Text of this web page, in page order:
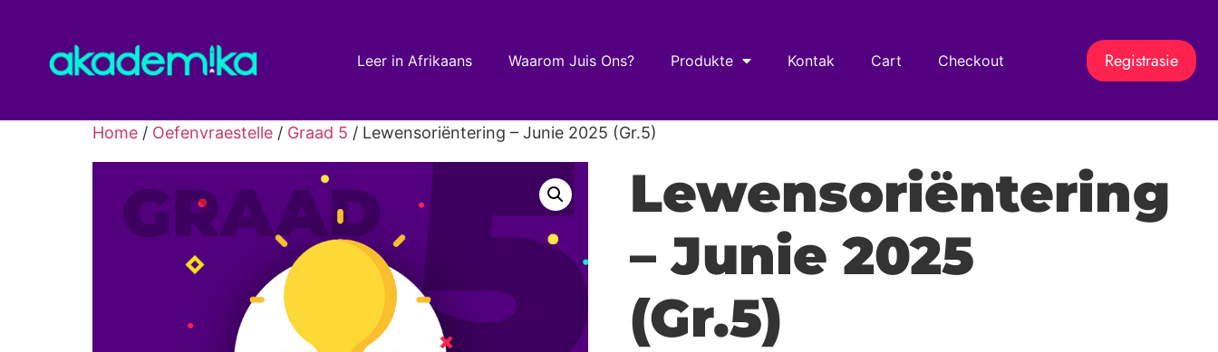
Leer in Afrikaans Waarom Juis Ons? Produkte Kontak Cart Checkout Registrasie
Home / Oefenvraestelle / Graad 5 / Lewensoriëntering – Junie 2025 (Gr.5)
Lewensoriëntering
– Junie 2025
(Gr.5)